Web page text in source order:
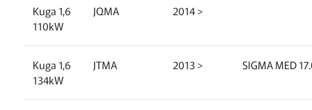
Kuga 1,6
110kW
JQMA 2014 >
Kuga 1,6
134kW
JTMA 2013 > SIGMA MED